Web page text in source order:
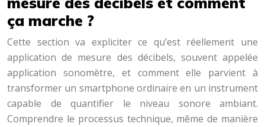
ça marche ?
Cette section va expliciter ce qu’est réellement une
application de mesure des décibels, souvent appelée
application sonomètre, et comment elle parvient à
transformer un smartphone ordinaire en un instrument
capable de quantifier le niveau sonore ambiant.
Comprendre le processus technique, même de manière